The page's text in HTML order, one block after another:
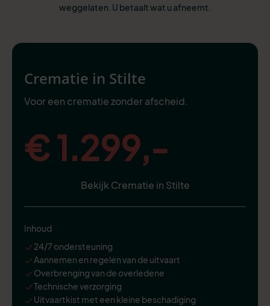
weggelaten. U betaalt wat u afneemt.
Crematie in Stilte
Voor een crematie zonder afscheid.
€ 1.299,-
Bekijk Crematie in Stilte
Inhoud
24/7 ondersteuning
Aannemen en regelen van de uitvaart
Overbrenging van de overledene
Technische verzorging
Uitvaartkist met een kleine beschadiging